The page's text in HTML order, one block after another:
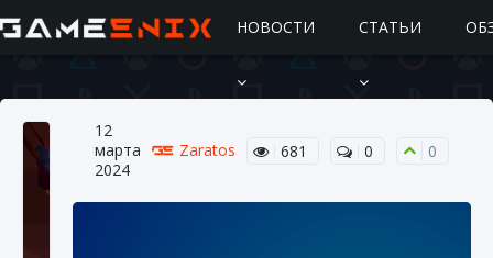
НОВОСТИ СТАТЬИ
12
марта
2024
Zaratos 681 0 0